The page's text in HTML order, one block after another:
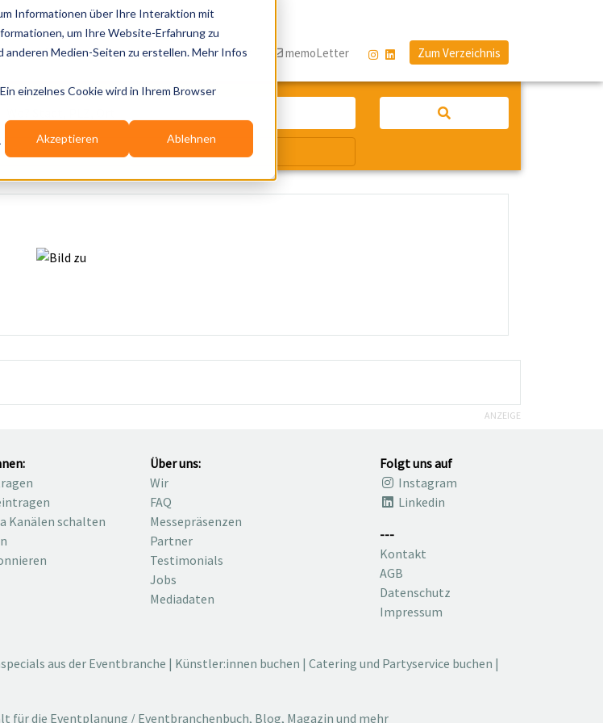
Informationen über Ihre Interaktion mit
um Ihre Website-Erfahrung zu
Medien-Seiten zu erstellen. Mehr Infos
einzelnes Cookie wird in Ihrem Browser
Akzeptieren Ablehnen
Branchen-Infos Services Blog memoLetter Zum Verzeichnis
Dich
ANZEIGE
Kanälen schalten
Über uns:
Wir
FAQ
Messepräsenzen
Partner
Testimonials
Jobs
Mediadaten
Folgt uns auf
Instagram
Linkedin
---
Kontakt
AGB
Datenschutz
Impressum
aus der Eventbranche | Künstler:innen buchen | Catering und Partyservice buchen |
für die Eventplanung / Eventbranchenbuch, Blog, Magazin und mehr